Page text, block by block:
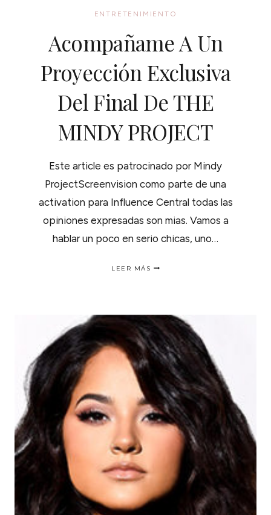
ENTRETENIMIENTO
Acompañame A Un
Proyección Exclusiva
Del Final De THE
MINDY PROJECT
Este article es patrocinado por Mindy
ProjectScreenvision como parte de una
activation para Influence Central todas las
opiniones expresadas son mias. Vamos a
hablar un poco en serio chicas, uno…
LEER MÁS
DEL
FINAL
DE
THE
MINDY
PROJECT